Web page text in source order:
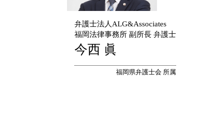
弁護士法人ALG&Associates
福岡法律事務所 副所長 弁護士
今西 眞
福岡県弁護士会 所属